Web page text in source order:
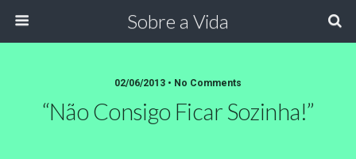
Sobre a Vida
02/06/2013 • No Comments
“Não Consigo Ficar Sozinha!”